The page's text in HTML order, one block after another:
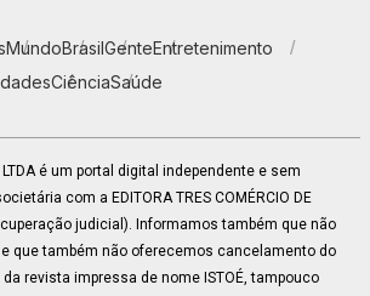
MundoBrasilGenteEntretenimento
CiênciaSaúde
LTDA é um portal digital independente e sem
com a EDITORA TRES COMÉRCIO DE
judicial). Informamos também que não
que também não oferecemos cancelamento do
revista impressa de nome ISTOÉ, tampouco